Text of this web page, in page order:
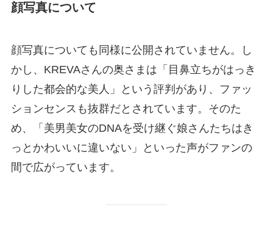
顔写真について
顔写真についても同様に公開されていません。し
かし、KREVAさんの奥さまは「目鼻立ちがはっき
りした都会的な美人」という評判があり、ファッ
ションセンスも抜群だとされています。そのた
め、「美男美女のDNAを受け継ぐ娘さんたちはき
っとかわいいに違いない」といった声がファンの
間で広がっています。